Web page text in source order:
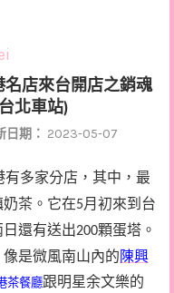
店來台開店之銷魂
北車站)
日期： 2023-05-07
有多家分店，其中，最
茶。它在5月初來到台
還有送出200顆蛋塔。
是微風南山內的 陳興
茶餐廳跟明星余文樂的